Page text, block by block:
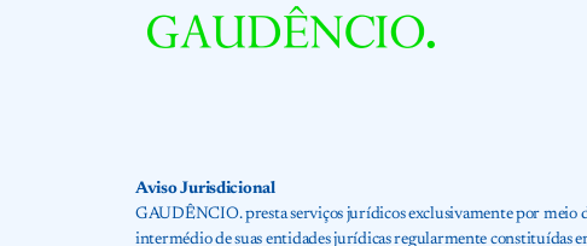
Aviso Jurisdicional
GAUDÊNCIO. presta serviços jurídicos exclusivamente por meio
intermédio de suas entidades jurídicas regularmente constituídas